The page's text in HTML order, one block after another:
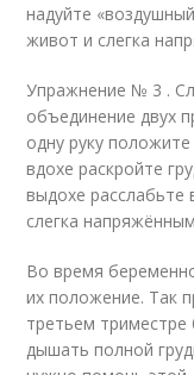
надуйте
живот и слегка
Упражнение № 3 .
объединение двух
одну руку
вдохе раскройте
выдохе
слегка
Во время
их положение. Так
третьем триместре
дышать полной